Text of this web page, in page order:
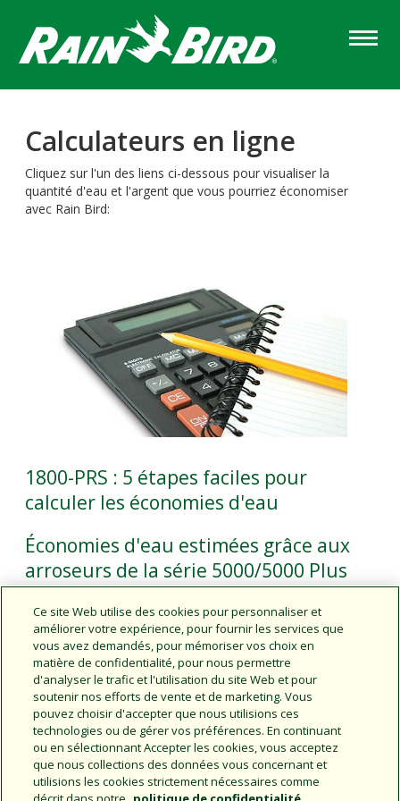
main
content
Calculateurs en ligne
Cliquez sur l'un des liens ci-dessous pour visualiser la
quantité d'eau et l'argent que vous pourriez économiser
avec Rain Bird:
1800-PRS : 5 étapes faciles pour
calculer les économies d'eau
Économies d'eau estimées grâce aux
arroseurs de la série 5000/5000 Plus
PRS
Guide de sélection des produits goutte
à goutte
Outil de calcul pour les émetteurs de
la gamme goutte-à-goutte
Ce site Web utilise des cookies pour personnaliser et
améliorer votre expérience, pour fournir les services que
vous avez demandés, pour mémoriser vos choix en
matière de confidentialité, pour nous permettre
d'analyser le trafic et l'utilisation du site Web et pour
soutenir nos efforts de vente et de marketing. Vous
pouvez choisir d'accepter que nous utilisions ces
technologies ou de gérer vos préférences. En continuant
ou en sélectionnant Accepter les cookies, vous acceptez
que nous collections des données vous concernant et
utilisions les cookies strictement nécessaires comme